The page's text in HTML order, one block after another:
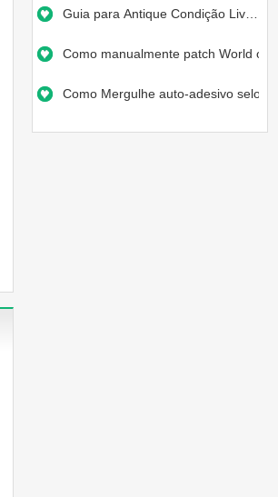
Guia para Antique Condição Liv…
Como manualmente patch World of …
Como Mergulhe auto-adesivo selos…